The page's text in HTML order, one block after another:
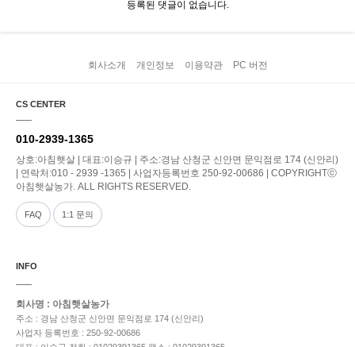
등록된 댓글이 없습니다.
회사소개 개인정보 이용약관 PC 버전
CS CENTER
010-2939-1365
상호:아침햇살 | 대표:이승규 | 주소:경남 산청군 신안면 문익점로 174 (신안리)
| 연락처:010 - 2939 -1365 | 사업자등록번호 250-92-00686 | COPYRIGHTⓒ
아침햇살농가. ALL RIGHTS RESERVED.
FAQ 1:1 문의
INFO
회사명 : 아침햇살농가
주소 : 경남 산청군 신안면 문익점로 174 (신안리)
사업자 등록번호 : 250-92-00686